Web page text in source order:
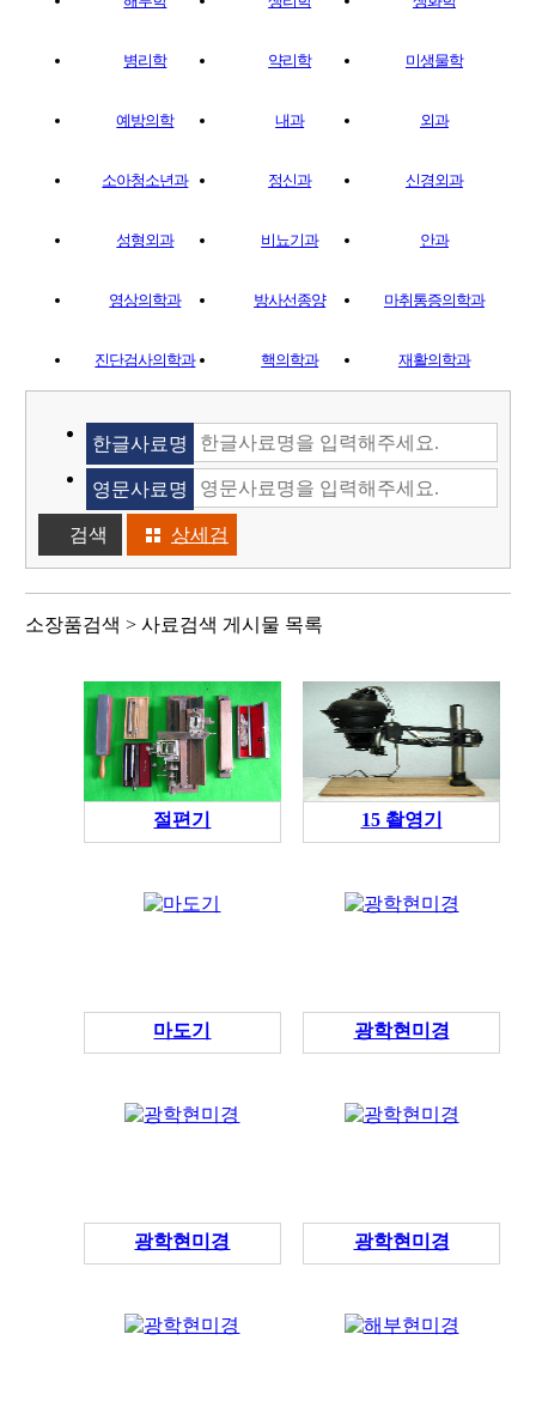
병리학 약리학 미생물학
예방의학 내과 외과
소아청소년과 정신과 신경외과
성형외과 비뇨기과 안과
영상의학과 방사선종양 마취통증의학과
진단검사의학과 핵의학과 재활의학과
한글사료명
영문사료명
상세검
색
소장품검색 > 사료검색 게시물 목록
절편기 15 촬영기
마도기 광학현미경
광학현미경 광학현미경